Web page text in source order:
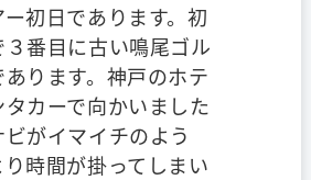
初日であります。初
３番目に古い鳴尾ゴル
ります。神戸のホテ
カーで向かいました
がイマイチのよう
時間が掛ってしまい